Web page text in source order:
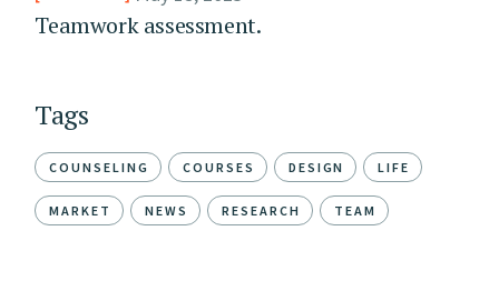
Teamwork assessment.
Tags
COUNSELING COURSES DESIGN LIFE
MARKET NEWS RESEARCH TEAM